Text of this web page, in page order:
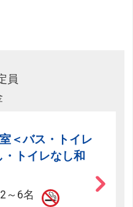
員
＜バス・トイレ
トイレなし和
2～6名